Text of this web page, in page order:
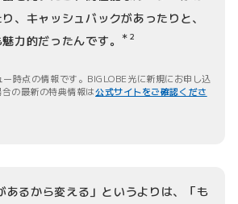
、キャッシュバックがあったりと、
力的だったんです。
＊2
時点の情報です。BIGLOBE光に新規にお申し込
の最新の特典情報は公式サイトをご確認くださ
あるから変える」というよりは、「も